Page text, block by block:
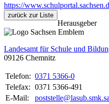
https://
zurück zur Liste
Herausgeber
Landesamt für Schule und
09126 Chemnitz
Telefon: 0371 5366-0
Telefax: 0371 5366-491
E-Mail: